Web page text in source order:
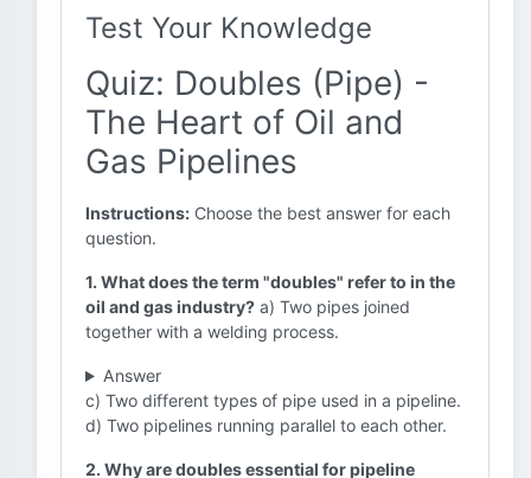
Test Your Knowledge
Quiz: Doubles (Pipe) -
The Heart of Oil and
Gas Pipelines
Instructions: Choose the best answer for each
question.
1. What does the term "doubles" refer to in the
oil and gas industry? a) Two pipes joined
together with a welding process.
Answer
c) Two different types of pipe used in a pipeline.
d) Two pipelines running parallel to each other.
2. Why are doubles essential for pipeline